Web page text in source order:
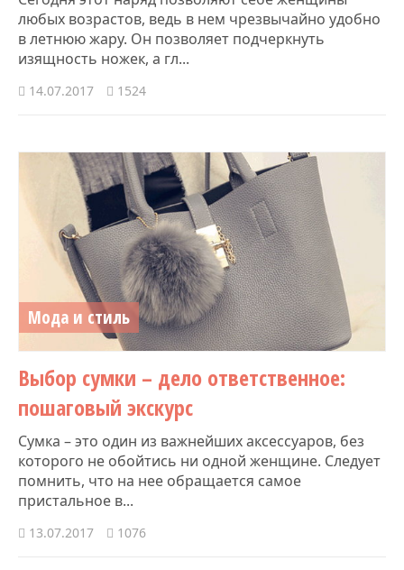
любых возрастов, ведь в нем чрезвычайно удобно
в летнюю жару. Он позволяет подчеркнуть
изящность ножек, а гл...
14.07.2017 1524
Мода и стиль
Выбор сумки – дело ответственное:
пошаговый экскурс
Сумка – это один из важнейших аксессуаров, без
которого не обойтись ни одной женщине. Следует
помнить, что на нее обращается самое
пристальное в...
13.07.2017 1076